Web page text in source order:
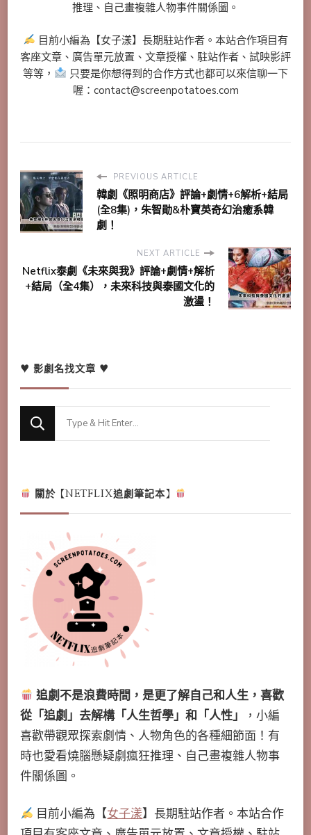
推理、自己畫複雜人物事件關係圖。
目前小編為【女子漾】長期駐站作者。本站合作項目有
客座文章、廣告單元放置、文章授權、駐站作者、試映影評
等等，
只要是你想得到的合作方式也都可以來信聊一下
喔：contact@screenpotatoes.com
PREVIOUS ARTICLE
韓劇《照明商店》評論+劇情+6解析+結局
(全8集)，朱智勛&朴寶英奇幻治癒系韓
劇！
NEXT ARTICLE
Netflix泰劇《未來與我》評論+劇情+解析
+結局（全4集），未來科技與泰國文化的
激盪！
♥ 影劇名找文章 ♥
Looking
關於【NETFLIX追劇筆記本】
追劇不是浪費時間，是更了解自己和人生，喜歡
從「追劇」去解構「人生哲學」和「人性」
，小編
喜歡帶觀眾探索劇情、人物角色的各種細節面！有
時也愛看燒腦懸疑劇瘋狂推理、自己畫複雜人物事
件關係圖。
目前小編為【女子漾】長期駐站作者。本站合作